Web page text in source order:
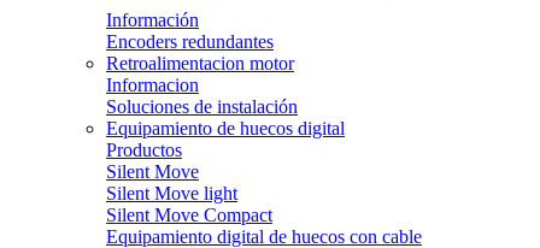
Información
Encoders redundantes
Retroalimentacion motor
Informacion
Soluciones de instalación
Equipamiento de huecos digital
Productos
Silent Move
Silent Move light
Silent Move Compact
Equipamiento digital de huecos con cable